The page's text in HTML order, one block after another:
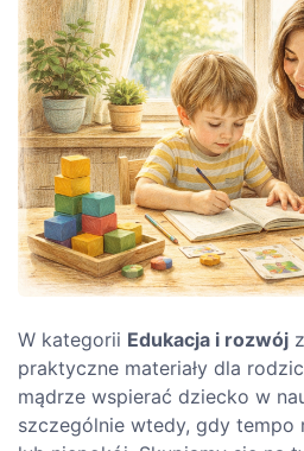
W kategorii Edukacja i rozwój
praktyczne materiały dla
mądrze wspierać dziecko w
szczególnie wtedy, gdy tempo